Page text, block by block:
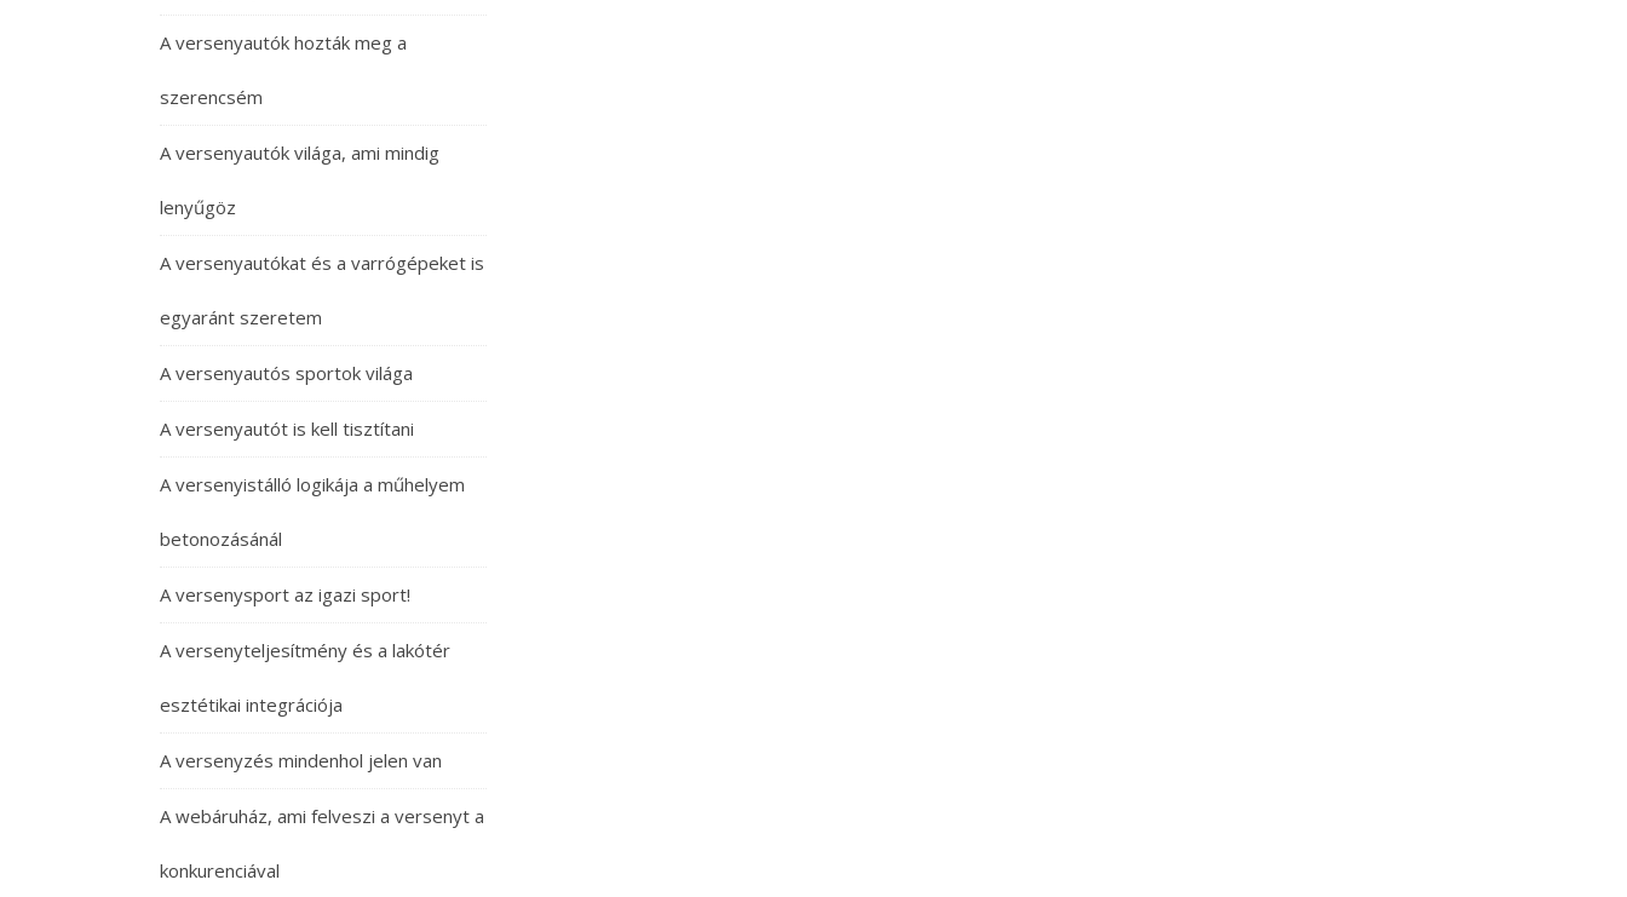
A versenyautók hozták meg a
szerencsém
A versenyautók világa, ami mindig
lenyűgöz
A versenyautókat és a varrógépeket is
egyaránt szeretem
A versenyautós sportok világa
A versenyautót is kell tisztítani
A versenyistálló logikája a műhelyem
betonozásánál
A versenysport az igazi sport!
A versenyteljesítmény és a lakótér
esztétikai integrációja
A versenyzés mindenhol jelen van
A webáruház, ami felveszi a versenyt a
konkurenciával